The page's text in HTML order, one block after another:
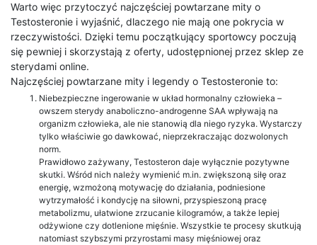
Warto więc przytoczyć najczęściej powtarzane mity o
Testosteronie i wyjaśnić, dlaczego nie mają one pokrycia w
rzeczywistości. Dzięki temu początkujący sportowcy poczują
się pewniej i skorzystają z oferty, udostępnionej przez sklep ze
sterydami online.
Najczęściej powtarzane mity i legendy o Testosteronie to:
Niebezpieczne ingerowanie w układ hormonalny człowieka –
owszem sterydy anaboliczno-androgenne SAA wpływają na
organizm człowieka, ale nie stanowią dla niego ryzyka. Wystarczy
tylko właściwie go dawkować, nieprzekraczając dozwolonych
norm.
Prawidłowo zażywany, Testosteron daje wyłącznie pozytywne
skutki. Wśród nich należy wymienić m.in. zwiększoną siłę oraz
energię, wzmożoną motywację do działania, podniesione
wytrzymałość i kondycję na siłowni, przyspieszoną pracę
metabolizmu, ułatwione zrzucanie kilogramów, a także lepiej
odżywione czy dotlenione mięśnie. Wszystkie te procesy skutkują
natomiast szybszymi przyrostami masy mięśniowej oraz